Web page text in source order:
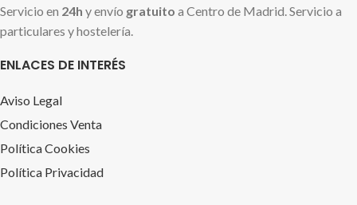
Servicio en 24h y envío gratuito a Centro de Madrid. Servicio a
particulares y hostelería.
ENLACES DE INTERÉS
Aviso Legal
Condiciones Venta
Política Cookies
Política Privacidad